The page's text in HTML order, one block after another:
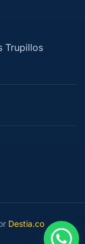
Trupillos
Destia.co